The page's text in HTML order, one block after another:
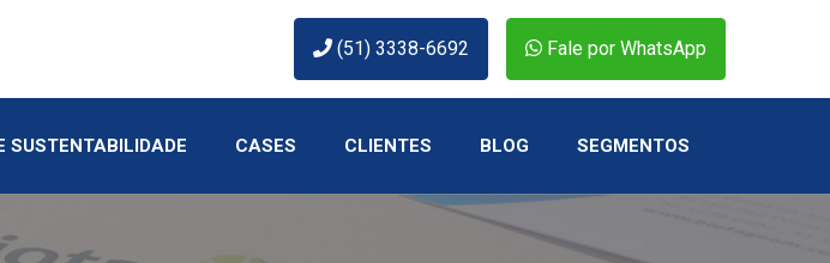
(51) 3338-6692 Fale por WhatsApp
SUSTENTABILIDADE CASES CLIENTES BLOG SEGMENTOS